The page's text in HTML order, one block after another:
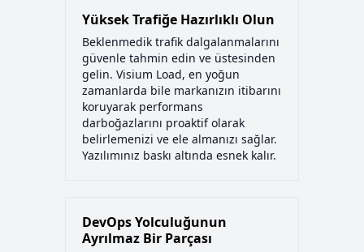
Yüksek Trafiğe Hazırlıklı Olun
Beklenmedik trafik dalgalanmalarını
güvenle tahmin edin ve üstesinden
gelin. Visium Load, en yoğun
zamanlarda bile markanızın itibarını
koruyarak performans
darboğazlarını proaktif olarak
belirlemenizi ve ele almanızı sağlar.
Yazılımınız baskı altında esnek kalır.
DevOps Yolculuğunun
Ayrılmaz Bir Parçası